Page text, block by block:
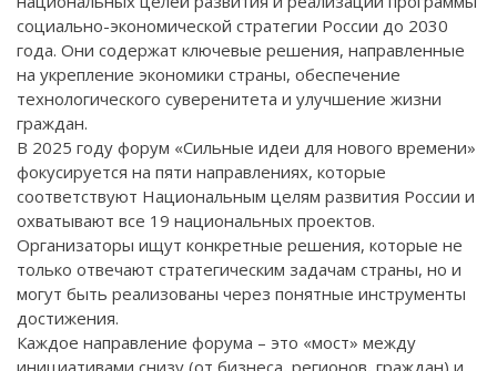
социально-экономической стратегии России до 2030
года. Они содержат ключевые решения, направленные
на укрепление экономики страны, обеспечение
технологического суверенитета и улучшение жизни
граждан.
В 2025 году форум «Сильные идеи для нового времени»
фокусируется на пяти направлениях, которые
соответствуют Национальным целям развития России и
охватывают все 19 национальных проектов.
Организаторы ищут конкретные решения, которые не
только отвечают стратегическим задачам страны, но и
могут быть реализованы через понятные инструменты
достижения.
Каждое направление форума – это «мост» между
инициативами снизу (от бизнеса, регионов, граждан) и